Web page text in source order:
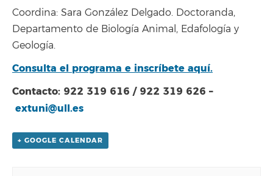
Coordina: Sara González Delgado. Doctoranda,
Departamento de Biología Animal, Edafología y
Geología.
Consulta el programa e inscríbete aquí.
Contacto: 922 319 616 / 922 319 626 –
extuni@ull.es
+ GOOGLE CALENDAR